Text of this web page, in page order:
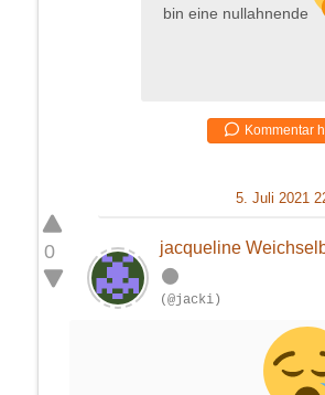
bin eine nullahnende
Kommentar
0
5. Juli 2021
jacqueline
(@jacki)